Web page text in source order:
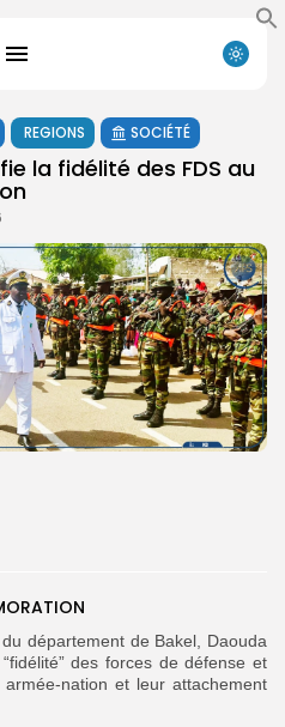
Search
REGIONS SOCIÉTÉ
la fidélité des FDS au
département de Bakel, Daouda
des forces de défense et
nation et leur attachement